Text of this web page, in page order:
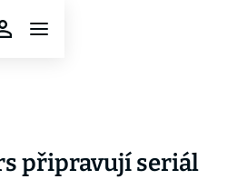
připravují seriál